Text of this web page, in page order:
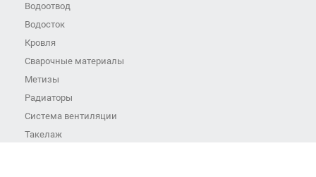
Водоотвод
Водосток
Кровля
Сварочные материалы
Метизы
Радиаторы
Система вентиляции
Такелаж